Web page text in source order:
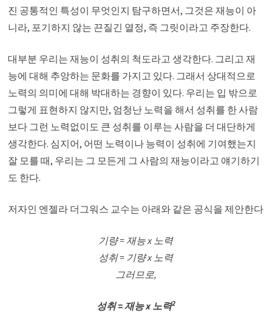
진 공통적인 특성이 무엇인지 탐구하면서, 그것은 재능이 아
니라, 포기하지 않는 끈질긴 열정, 즉 그릿이라고 주장한다.
대부분 우리는 재능이 성취의 척도라고 생각한다. 그리고 재
능에 대해 추앙하는 문화를 가지고 있다. 그래서 상대적으로
노력의 의미에 대해 박대하는 경향이 있다. 우리는 입 밖으로
그렇게 표현하지 않지만, 엄청난 노력을 해서 성취를 한 사람
보다 그런 노력없이도 큰 성취를 이루는 사람을 더 대단하게
생각한다. 심지어, 어떤 노력이나 능력이 성취에 기여했는지
잘 모를 때, 우리는 그 모든게 그 사람의 재능이라고 얘기하기
도 한다.
저자인 엔젤라 더그워스 교수는 아래와 같은 공식을 제안한다
기량 = 재능 x 노력
성취 = 기량 x 노력
그러므로,
성취 = 재능 x 노력2